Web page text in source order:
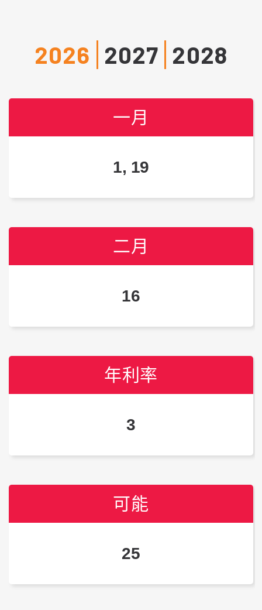
2026 2027 2028
一月
1, 19
二月
16
年利率
3
可能
25
一月
1, 18
二月
15
三月
26
可能
31
一月
3, 17
二月
21
年利率
14
可能
29